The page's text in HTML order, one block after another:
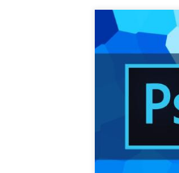
Hai sempre
immagini?
questo
cristallizza
moderne
ottenere un
l’immagine
sagome di